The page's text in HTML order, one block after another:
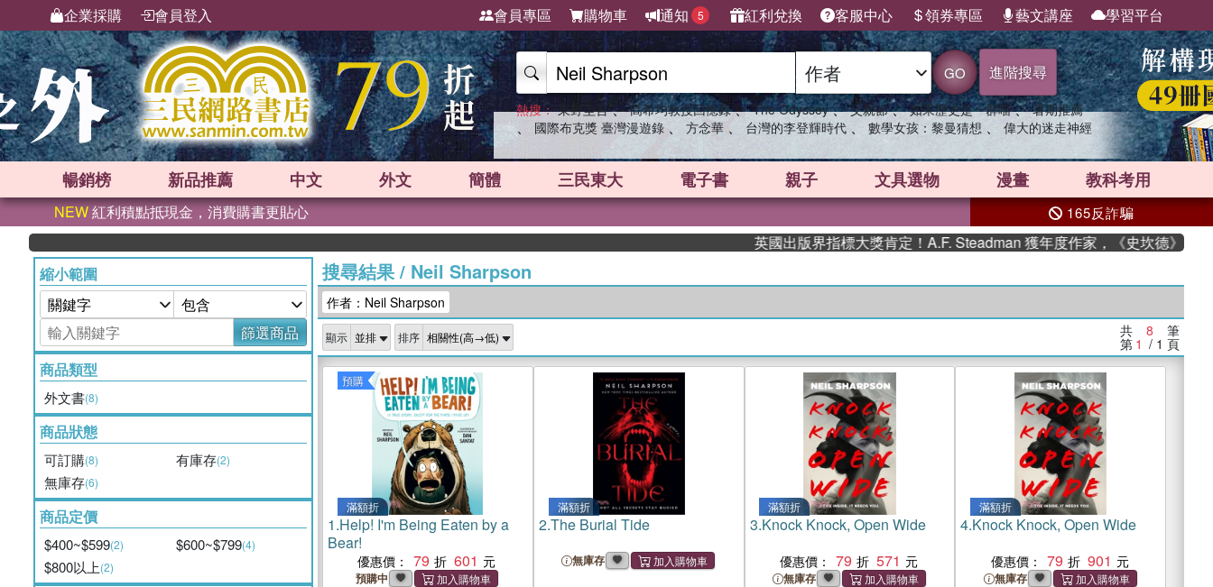
企業採購 會員登入 會員專區 購物車 通知 5 紅利兌換 客服中心 領券專區 藝文講座 學習平台
GO 進階搜尋
熱搜： 東野圭吾 、 高希均教授回憶錄 、 The Odyssey 、 父親節 、 如果歷史是一群喵 、 暑期推薦
、 國際布克獎 臺灣漫遊錄 、 方念華 、 台灣的李登輝時代 、 數學女孩：黎曼猜想 、 偉大的迷走神經
暢銷榜 新品推薦 中文 外文 簡體 三民東大 電子書 親子 文具選物 漫畫 教科考用
NEW紅利積點抵現金，消費購書更貼心 165反詐騙
英國出版界指標大獎肯定！A.F. Steadman 獲年度作家，《史坎德》系列帶
縮小範圍
篩選商品
商品類型
外文書(8)
商品狀態
可訂購(8) 有庫存(2)
無庫存(6)
商品定價
$400~$599(2) $600~$799(4)
$800以上(2)
搜尋結果/ Neil Sharpson
作者：Neil Sharpson
顯示 排序 共 8 筆
第 1 / 1 頁
預購
滿額折
1.Help! I'm Being Eaten by a
Bear!
優惠價： 79 601
預購中
滿額折
2.The Burial Tide
無庫存
滿額折
3.Knock Knock, Open Wide
優惠價： 79 571
無庫存
滿額折
4.Knock Knock, Open Wide
優惠價： 79 901
無庫存